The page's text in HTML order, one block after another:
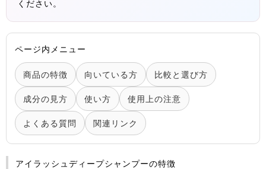
ください。
ページ内メニュー
商品の特徴 向いている方 比較と選び方
成分の見方 使い方 使用上の注意
よくある質問 関連リンク
アイラッシュディープシャンプーの特徴